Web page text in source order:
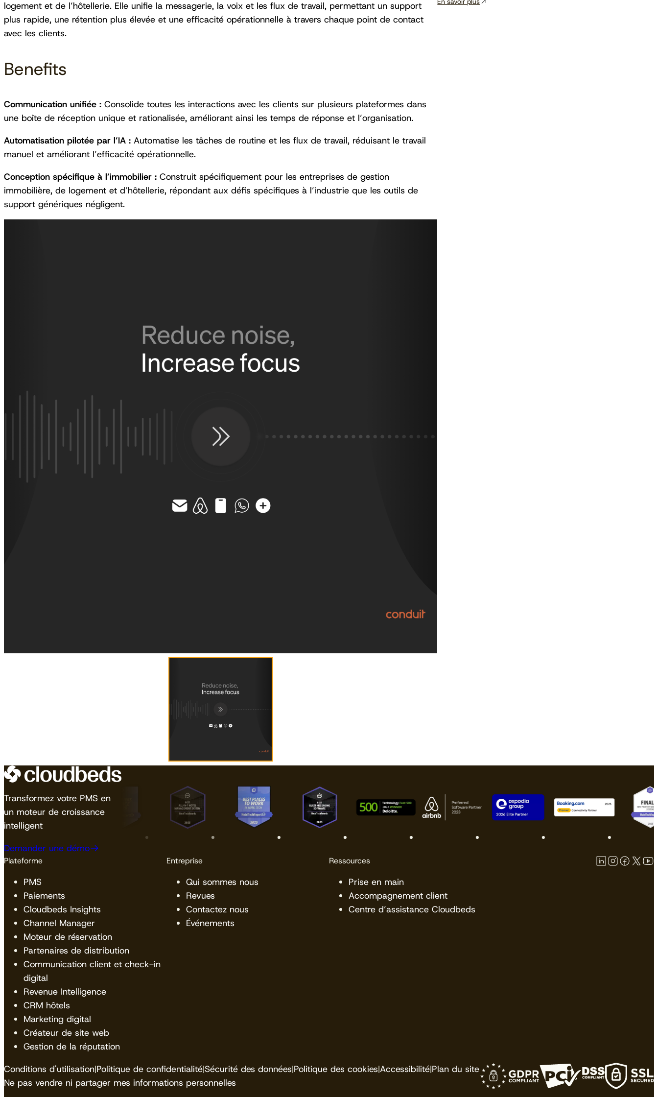
logement et de l’hôtellerie. Elle unifie la messagerie, la voix et les flux de travail, permettant un support
plus rapide, une rétention plus élevée et une efficacité opérationnelle à travers chaque point de contact
avec les clients.
Benefits
Communication unifiée : Consolide toutes les interactions avec les clients sur plusieurs plateformes dans
une boîte de réception unique et rationalisée, améliorant ainsi les temps de réponse et l’organisation.
Automatisation pilotée par l’IA : Automatise les tâches de routine et les flux de travail, réduisant le travail
manuel et améliorant l’efficacité opérationnelle.
Conception spécifique à l’immobilier : Construit spécifiquement pour les entreprises de gestion
immobilière, de logement et d’hôtellerie, répondant aux défis spécifiques à l’industrie que les outils de
support génériques négligent.
Transformez votre PMS en
un moteur de croissance
intelligent
Demander une démo
Plateforme
PMS
Paiements
Cloudbeds Insights
Channel Manager
Moteur de réservation
Partenaires de distribution
Communication client et check-in
digital
Revenue Intelligence
CRM hôtels
Marketing digital
Créateur de site web
Gestion de la réputation
Entreprise
Qui sommes nous
Revues
Contactez nous
Événements
Ressources
Prise en main
Accompagnement client
Centre d’assistance Cloudbeds
Conditions d'utilisation|Politique de confidentialité|Sécurité des données|Politique des cookies|Accessibilité|Plan du site
Ne pas vendre ni partager mes informations personnelles